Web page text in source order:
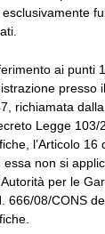
ai punti
presso
richiamata
Legge
l’Articolo
non si
per le
666/08/CONS